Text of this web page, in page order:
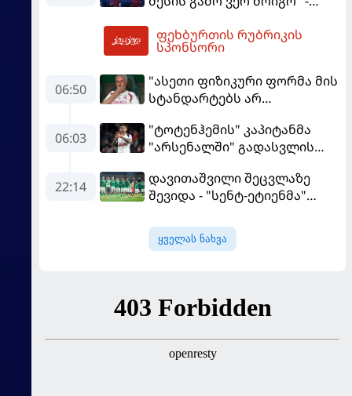
აგენტი
ფეხბურთის რუბრიკის
სპონსორი
06:50
"ასეთი ფიზიკური ფორმა მის
სტანდარტებს არ
"რეალის" ახალწვეული
გააკრიტიკა
06:03
"ტოტენჰემის" კაპიტანმა
"არსენალში" გადასვლის
22:14
დავითაშვილი შეცვლაზე
შევიდა - "სენტ-ეტიენმა"
ყველას ნახვა